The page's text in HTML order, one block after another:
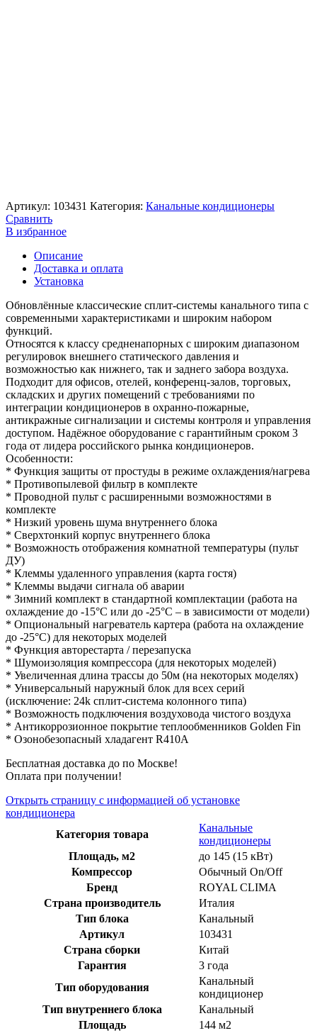
Артикул: 103431 Категория: Канальные кондиционеры
Сравнить
В избранное
Описание
Доставка и оплата
Установка
Обновлённые классические сплит-системы канального типа с
современными характеристиками и широким набором
функций.
Относятся к классу средненапорных с широким диапазоном
регулировок внешнего статического давления и
возможностью как нижнего, так и заднего забора воздуха.
Подходит для офисов, отелей, конференц-залов, торговых,
складских и других помещений с требованиями по
интеграции кондиционеров в охранно-пожарные,
антикражные сигнализации и системы контроля и управления
доступом. Надёжное оборудование с гарантийным сроком 3
года от лидера российского рынка кондиционеров.
Особенности:
* Функция защиты от простуды в режиме охлаждения/нагрева
* Противопылевой фильтр в комплекте
* Проводной пульт с расширенными возможностями в
комплекте
* Низкий уровень шума внутреннего блока
* Сверхтонкий корпус внутреннего блока
* Возможность отображения комнатной температуры (пульт
ДУ)
* Клеммы удаленного управления (карта гостя)
* Клеммы выдачи сигнала об аварии
* Зимний комплект в стандартной комплектации (работа на
охлаждение до -15°С или до -25°С – в зависимости от модели)
* Опциональный нагреватель картера (работа на охлаждение
до -25°С) для некоторых моделей
* Функция авторестарта / перезапуска
* Шумоизоляция компрессора (для некоторых моделей)
* Увеличенная длина трассы до 50м (на некоторых моделях)
* Универсальный наружный блок для всех серий
(исключение: 24k сплит-система колонного типа)
* Возможность подключения воздуховода чистого воздуха
* Антикоррозионное покрытие теплообменников Golden Fin
* Озонобезопасный хладагент R410A
Бесплатная доставка до по Москве!
Оплата при получении!
Открыть страницу с информацией об установке
кондиционера
Категория товара
Канальные
кондиционеры
Площадь, м2
до 145 (15 кВт)
Компрессор
Обычный On/Off
Бренд
ROYAL CLIMA
Страна производитель
Италия
Тип блока
Канальный
Артикул
103431
Страна сборки
Китай
Гарантия
3 года
Тип оборудования
Канальный
кондиционер
Тип внутреннего блока
Канальный
Площадь
144 м2